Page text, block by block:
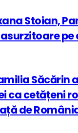
Stoian,
asurzitoare pe
Săcărin
ca cetățeni
de